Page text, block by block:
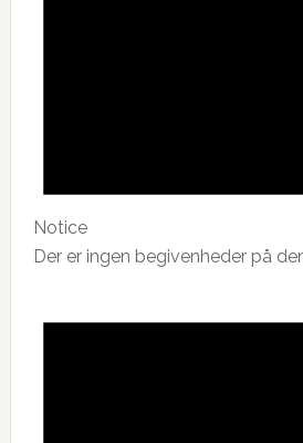
Notice
Der er ingen begivenheder på